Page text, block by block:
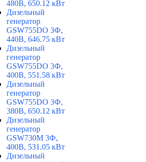
480В, 650.12 кВт
Дизельный
генератор
GSW755DO 3Ф,
440В, 646.75 кВт
Дизельный
генератор
GSW755DO 3Ф,
400В, 551.58 кВт
Дизельный
генератор
GSW755DO 3Ф,
380В, 650.12 кВт
Дизельный
генератор
GSW730M 3Ф,
400В, 531.05 кВт
Дизельный